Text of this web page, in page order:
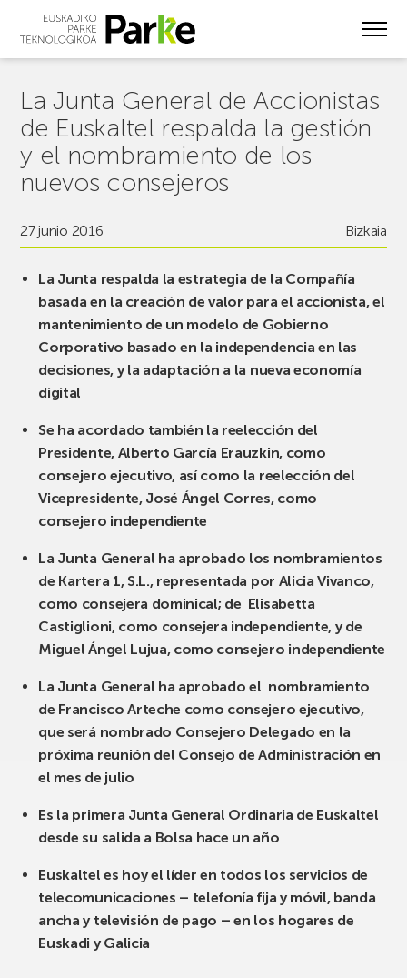
La Junta General de Accionistas
de Euskaltel respalda la gestión
y el nombramiento de los
nuevos consejeros
27 junio 2016 Bizkaia
La Junta respalda la estrategia de la Compañía
basada en la creación de valor para el accionista, el
mantenimiento de un modelo de Gobierno
Corporativo basado en la independencia en las
decisiones, y la adaptación a la nueva economía
digital
Se ha acordado también la reelección del
Presidente, Alberto García Erauzkin, como
consejero ejecutivo, así como la reelección del
Vicepresidente, José Ángel Corres, como
consejero independiente
La Junta General ha aprobado los nombramientos
de Kartera 1, S.L., representada por Alicia Vivanco,
como consejera dominical; de Elisabetta
Castiglioni, como consejera independiente, y de
Miguel Ángel Lujua, como consejero independiente
La Junta General ha aprobado el nombramiento
de Francisco Arteche como consejero ejecutivo,
que será nombrado Consejero Delegado en la
próxima reunión del Consejo de Administración en
el mes de julio
Es la primera Junta General Ordinaria de Euskaltel
desde su salida a Bolsa hace un año
Euskaltel es hoy el líder en todos los servicios de
telecomunicaciones – telefonía fija y móvil, banda
ancha y televisión de pago – en los hogares de
Euskadi y Galicia